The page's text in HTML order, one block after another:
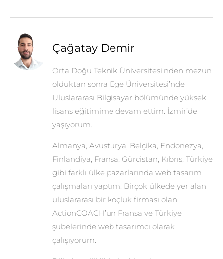
Çağatay Demir
Orta Doğu Teknik Üniversitesi’nden mezun
olduktan sonra Ege Üniversitesi’nde
Uluslararası Bilgisayar bölümünde yüksek
lisans eğitimime devam ettim. İzmir’de
yaşıyorum.
Almanya, Avusturya, Belçika, Endonezya,
Finlandiya, Fransa, Gürcistan, Kıbrıs, Türkiye
gibi farklı ülke pazarlarında web tasarım
çalışmaları yaptım. Birçok ülkede yer alan
uluslararası bir koçluk firması olan
ActionCOACH’un Fransa ve Türkiye
şubelerinde web tasarımcı olarak
çalışıyorum.